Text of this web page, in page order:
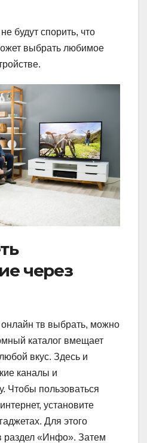
будут спорить, что
выбрать любимое
через
тв выбрать, можно
каталог вмещает
вкус. Здесь и
каналы и
Чтобы пользоваться
установите
Для этого
раздел «Инфо». Затем